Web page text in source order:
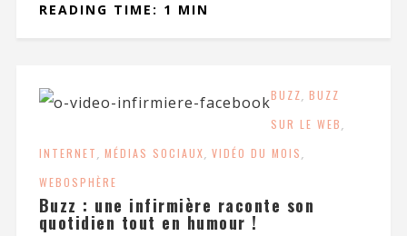
READING TIME: 1 MIN
BUZZ, BUZZ
SUR LE WEB,
INTERNET, MÉDIAS SOCIAUX, VIDÉO DU MOIS,
WEBOSPHÈRE
Buzz : une infirmière raconte son
quotidien tout en humour !